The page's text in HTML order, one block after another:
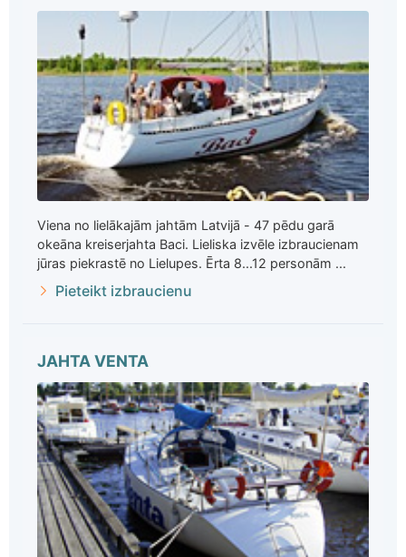
Viena no lielākajām jahtām Latvijā - 47 pēdu garā
okeāna kreiserjahta Baci. Lieliska izvēle izbraucienam
jūras piekrastē no Lielupes. Ērta 8...12 personām ...
Pieteikt izbraucienu
JAHTA VENTA